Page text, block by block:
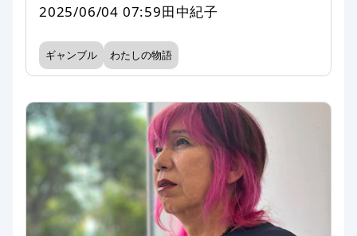
2025/06/04 07:59田中紀子
ギャンブル わたしの物語